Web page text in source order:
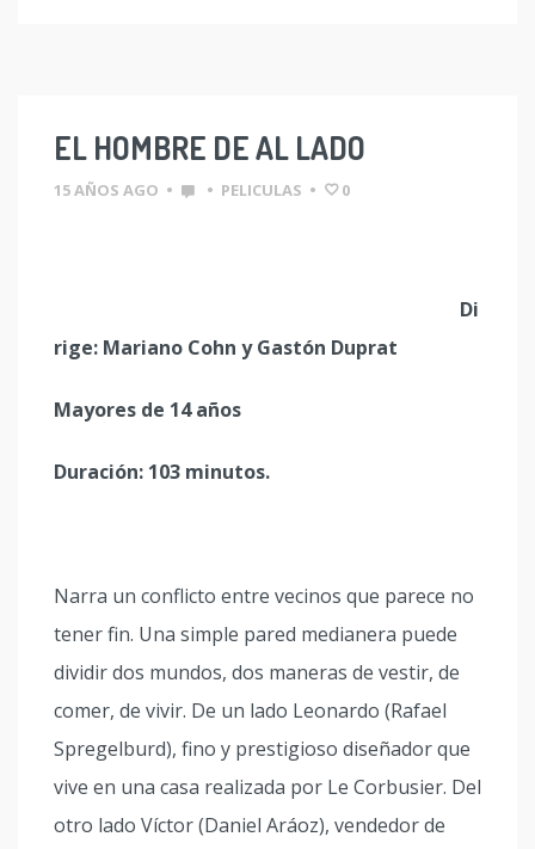
EL HOMBRE DE AL LADO
15 AÑOS AGO • • PELICULAS • 0
Di
rige: Mariano Cohn y Gastón Duprat
Mayores de 14 años
Duración: 103 minutos.
Narra un conflicto entre vecinos que parece no
tener fin. Una simple pared medianera puede
dividir dos mundos, dos maneras de vestir, de
comer, de vivir. De un lado Leonardo (Rafael
Spregelburd), fino y prestigioso diseñador que
vive en una casa realizada por Le Corbusier. Del
otro lado Víctor (Daniel Aráoz), vendedor de